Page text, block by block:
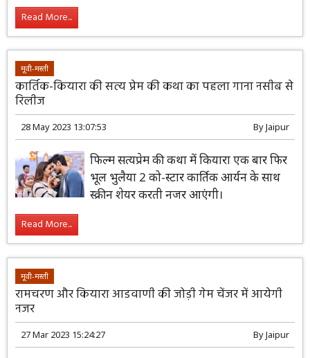
Read More...
मूवी-मस्ती
कार्तिक-कियारा की सत्य प्रेम की कथा का पहला गाना नसीब से
रिलीज
28 May 2023 13:07:53 ByJaipur
फिल्म सत्यप्रेम की कथा में कियारा एक बार फिर
भूल भुलैया 2 को-स्टार कार्तिक आर्यन के साथ
स्क्रीन शेयर करती नजर आएंगी।
Read More...
मूवी-मस्ती
रामचरण और कियारा आडवाणी की जोड़ी गेम चेंजर में आयेगी
नजर
27 Mar 2023 15:24:27 ByJaipur